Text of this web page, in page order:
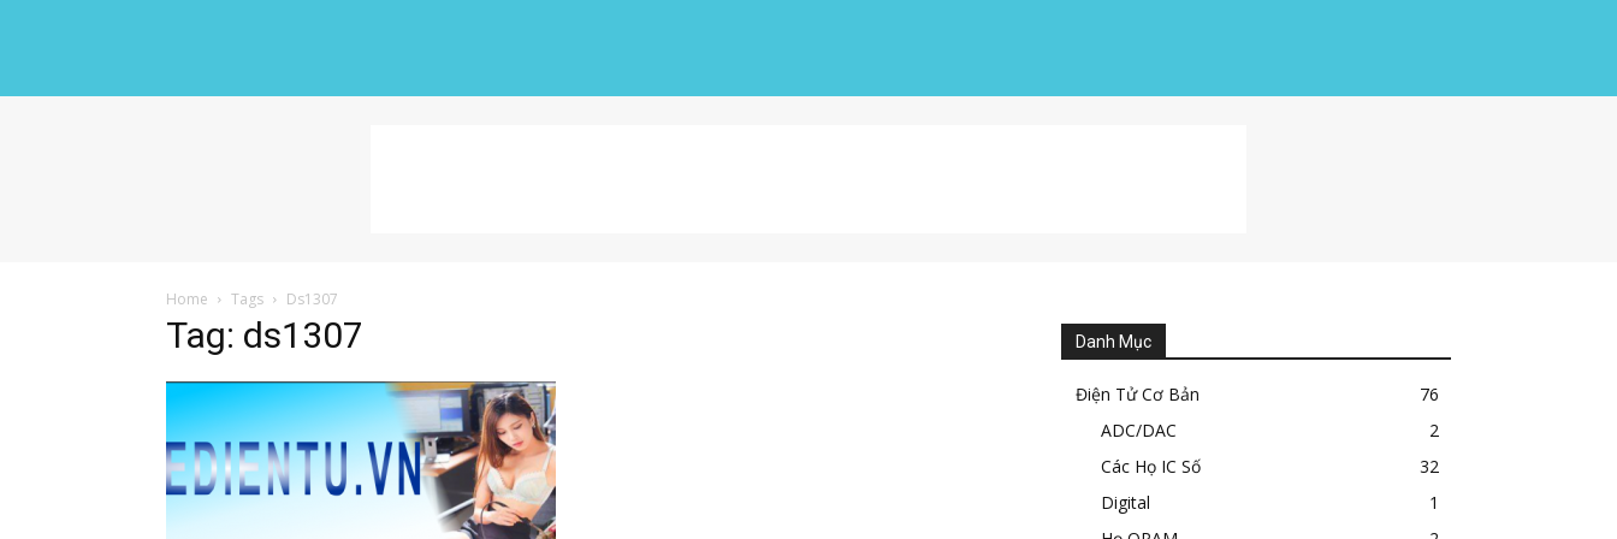
Home Tags Ds1307
Tag: ds1307 Danh Mục
Điện Tử Cơ Bản
76
ADC/DAC
2
Các Họ IC Số
32
Digital
1